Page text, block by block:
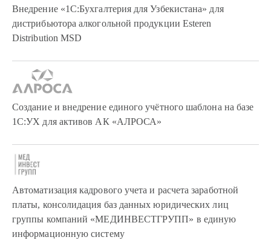
Внедрение «1С:Бухгалтерия для Узбекистана» для
дистрибьютора алкогольной продукции Esteren
Distribution MSD
Создание и внедрение единого учётного шаблона на базе
1С:УХ для активов АК «АЛРОСА»
Автоматизация кадрового учета и расчета заработной
платы, консолидация баз данных юридических лиц
группы компаний «МЕДИНВЕСТГРУПП» в единую
информационную систему